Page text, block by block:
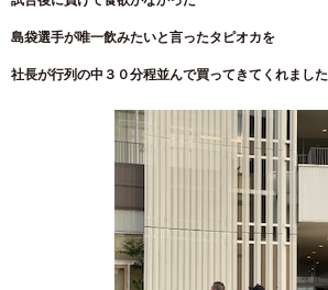
島袋選手が唯一飲みたいと言ったタピオカを
社長が行列の中３０分程並んで買ってきてくれました